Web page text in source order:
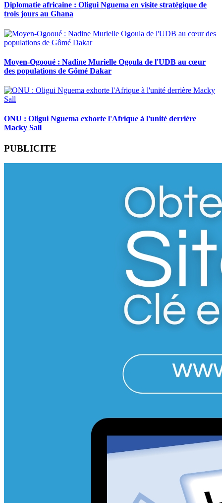
Diplomatie africaine : Oligui Nguema en visite stratégique de
trois jours au Ghana
Moyen-Ogooué : Nadine Murielle Ogoula de l'UDB au cœur
des populations de Gômé Dakar
ONU : Oligui Nguema exhorte l'Afrique à l'unité derrière
Macky Sall
PUBLICITE